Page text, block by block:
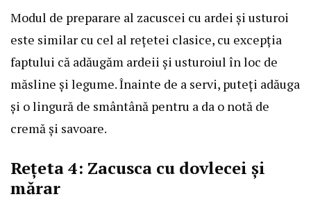
Modul de preparare al zacuscei cu ardei și usturoi
este similar cu cel al rețetei clasice, cu excepția
faptului că adăugăm ardeii și usturoiul în loc de
măsline și legume. Înainte de a servi, puteți adăuga
și o lingură de smântână pentru a da o notă de
cremă și savoare.
Rețeta 4: Zacusca cu dovlecei și
mărar